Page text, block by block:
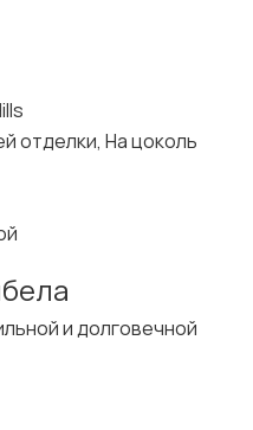
отделки, На цоколь
и долговечной